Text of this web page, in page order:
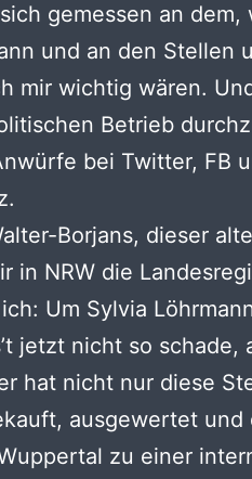
gemessen an dem,
und an den Stellen
mir wichtig wären.
Betrieb
bei Twitter, FB
Borjans, dieser
in NRW die
Um Sylvia
jetzt nicht so schade,
hat nicht nur diese
ausgewertet und
zu einer